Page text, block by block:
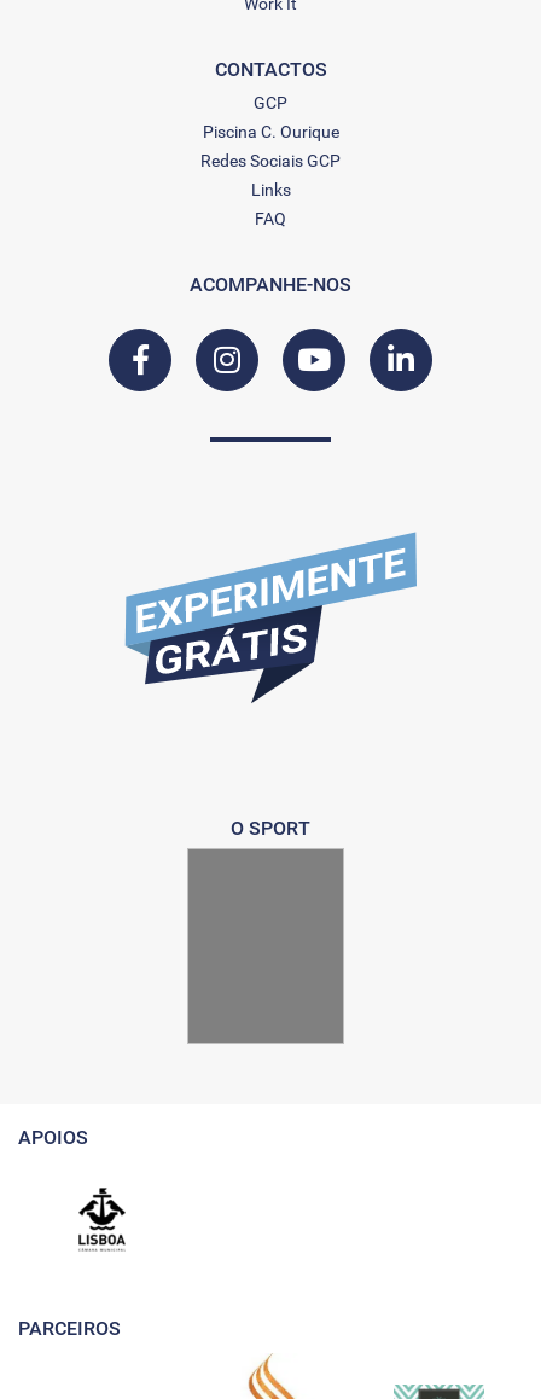
CONTACTOS
GCP
Piscina C. Ourique
Redes Sociais GCP
Links
FAQ
ACOMPANHE-NOS
O SPORT
APOIOS
PARCEIROS